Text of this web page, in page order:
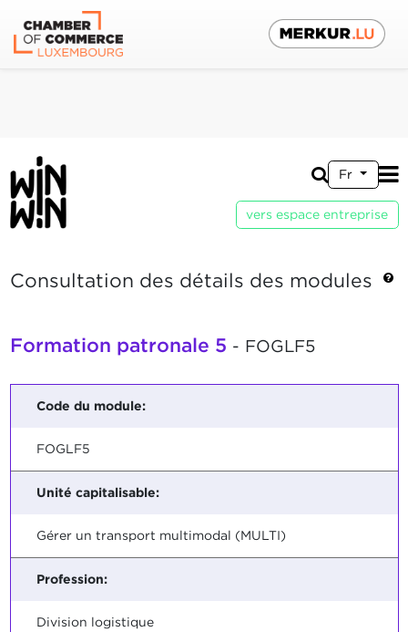
Fr
vers espace entreprise
Consultation des détails des modules
Formation patronale 5 - FOGLF5
Code du module:
FOGLF5
Unité capitalisable:
Gérer un transport multimodal (MULTI)
Profession:
Division logistique